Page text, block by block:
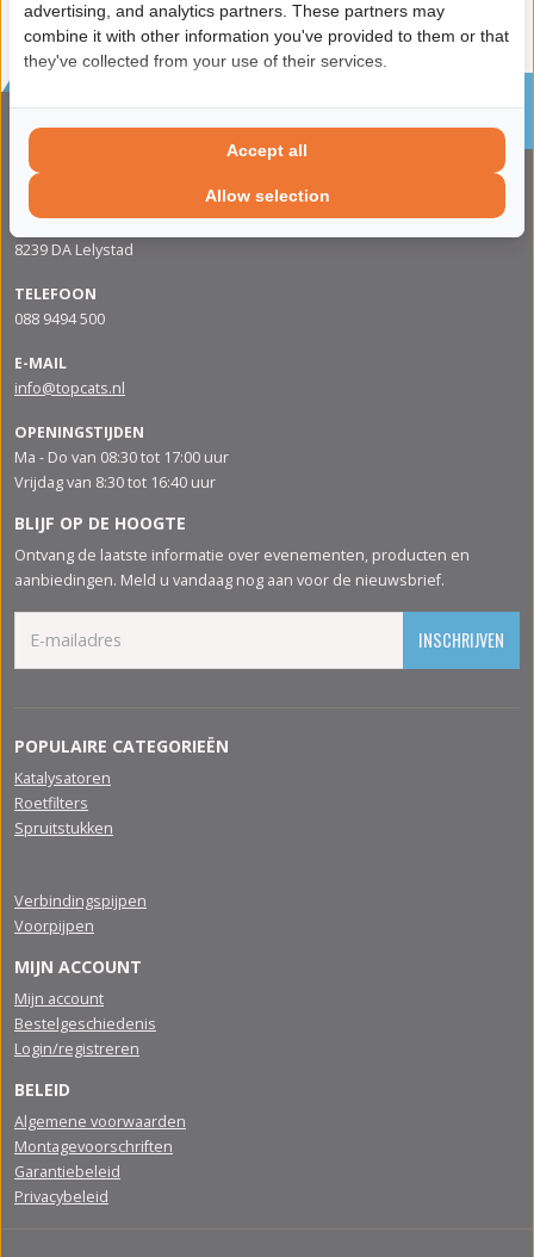
roetfilters
CONTACTGEGVENS
Apolloweg 88
8239 DA Lelystad
TELEFOON
088 9494 500
E-MAIL
info@topcats.nl
OPENINGSTIJDEN
Ma - Do van 08:30 tot 17:00 uur
Vrijdag van 8:30 tot 16:40 uur
BLIJF OP DE HOOGTE
Ontvang de laatste informatie over evenementen, producten en
aanbiedingen. Meld u vandaag nog aan voor de nieuwsbrief.
INSCHRIJVEN
POPULAIRE CATEGORIEËN
Katalysatoren
Roetfilters
Spruitstukken
Verbindingspijpen
Voorpijpen
MIJN ACCOUNT
Mijn account
Bestelgeschiedenis
Login/registreren
BELEID
Algemene voorwaarden
Montagevoorschriften
Garantiebeleid
Privacybeleid
advertising, and analytics partners. These partners may
combine it with other information you've provided to them or that
they've collected from your use of their services.
Allow selection
Accept all